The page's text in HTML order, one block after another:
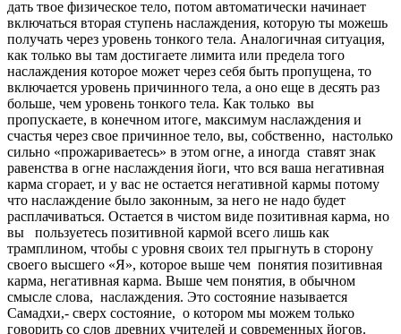
дать твое физическое тело, потом автоматически начинает
включаться вторая ступень наслаждения, которую ты можешь
получать через уровень тонкого тела. Аналогичная ситуация,
как только вы там достигаете лимита или предела того
наслаждения которое может через себя быть пропущена, то
включается уровень причинного тела, а оно еще в десять раз
больше, чем уровень тонкого тела. Как только вы
пропускаете, в конечном итоге, максимум наслаждения и
счастья через свое причинное тело, вы, собственно, настолько
сильно «прожариваетесь» в этом огне, а иногда ставят знак
равенства в огне наслаждения йоги, что вся ваша негативная
карма сгорает, и у вас не остается негативной кармы потому
что наслаждение было законным, за него не надо будет
расплачиваться. Остается в чистом виде позитивная карма, но
вы пользуетесь позитивной кармой всего лишь как
трамплином, чтобы с уровня своих тел прыгнуть в сторону
своего высшего «Я», которое выше чем понятия позитивная
карма, негативная карма. Выше чем понятия, в обычном
смысле слова, наслаждения. Это состояние называется
Самадхи,- сверх состояние, о котором мы можем только
говорить со слов древних учителей и современных йогов.